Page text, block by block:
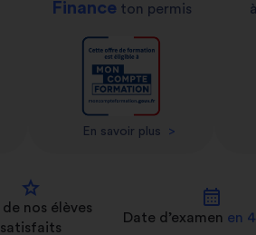
Financeton permis
En savoir plus >
star
de nos élèves
satisfaits
calendar_month
Date d’examen en